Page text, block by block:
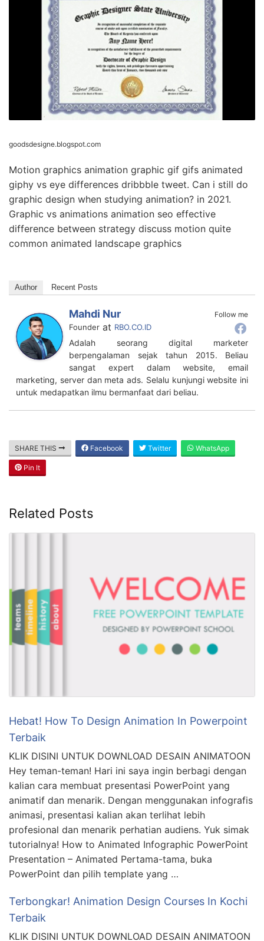
goodsdesigne.blogspot.com
Motion graphics animation graphic gif gifs animated
giphy vs eye differences dribbble tweet. Can i still do
graphic design when studying animation? in 2021.
Graphic vs animations animation seo effective
difference between strategy discuss motion quite
common animated landscape graphics
Author Recent Posts
Follow me
Mahdi Nur
Founder at RBO.CO.ID
Adalah seorang digital marketer
berpengalaman sejak tahun 2015. Beliau
sangat expert dalam website, email
marketing, server dan meta ads. Selalu kunjungi website ini
untuk medapatkan ilmu bermanfaat dari beliau.
SHARE THIS Facebook Twitter WhatsApp
Pin It
Related Posts
Hebat! How To Design Animation In Powerpoint
Terbaik
KLIK DISINI UNTUK DOWNLOAD DESAIN ANIMATOON
Hey teman-teman! Hari ini saya ingin berbagi dengan
kalian cara membuat presentasi PowerPoint yang
animatif dan menarik. Dengan menggunakan infografis
animasi, presentasi kalian akan terlihat lebih
profesional dan menarik perhatian audiens. Yuk simak
tutorialnya! How to Animated Infographic PowerPoint
Presentation – Animated Pertama-tama, buka
PowerPoint dan pilih template yang …
Terbongkar! Animation Design Courses In Kochi
Terbaik
KLIK DISINI UNTUK DOWNLOAD DESAIN ANIMATOON